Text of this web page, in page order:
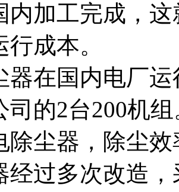
内加工完成，
成本。
器在国内电厂
司的2台200机
除尘器，除尘
经过多次改造